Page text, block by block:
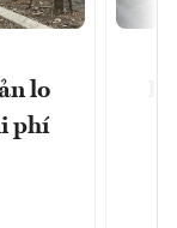
lo
phí